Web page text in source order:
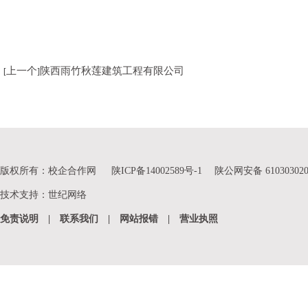
[ 上一个] 陕西雨竹秋莲建筑工程有限公司
版权所有：校企合作网 陕ICP备14002589号-1 陕公网安备
技术支持 ： 世纪网络
免责说明 联系我们 网站报错 营业执照